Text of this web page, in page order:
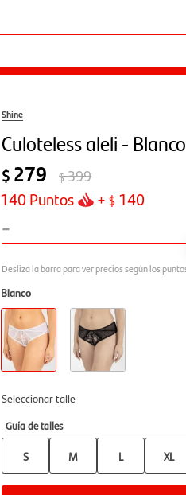
Shine
Culoteless aleli - Blanco
$ 279 $399
140 Puntos + $ 140
-
Blanco
Seleccionar talle
Guía de talles
S M L XL